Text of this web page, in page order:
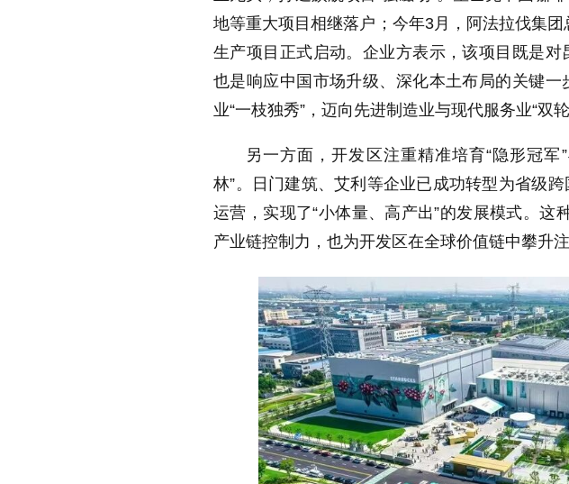
地等重大项目相继落户；今年3月，阿法拉伐集
生产项目正式启动。企业方表示，该项目既是对
也是响应中国市场升级、深化本土布局的关键
业“一枝独秀”，迈向先进制造业与现代服务业“双轮
另一方面，开发区注重精准培育“隐形冠军
林”。日门建筑、艾利等企业已成功转型为省级
运营，实现了“小体量、高产出”的发展模式。这
产业链控制力，也为开发区在全球价值链中攀升注